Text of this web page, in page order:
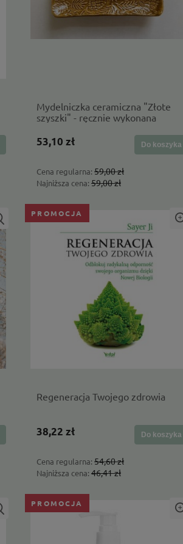
Mydelniczka ceramiczna "Złote
szyszki" - ręcznie wykonana
53,10 zł
Cena regularna: 59,00 zł
Najniższa cena: 59,00 zł
Do koszyka
Regeneracja Twojego zdrowia
38,22 zł
Cena regularna: 54,60 zł
Najniższa cena: 46,41 zł
Do koszyka
PROMOCJA
PROMOCJA